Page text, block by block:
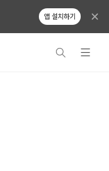
앱 설치하기